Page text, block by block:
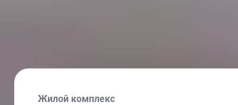
Жилой комплекс